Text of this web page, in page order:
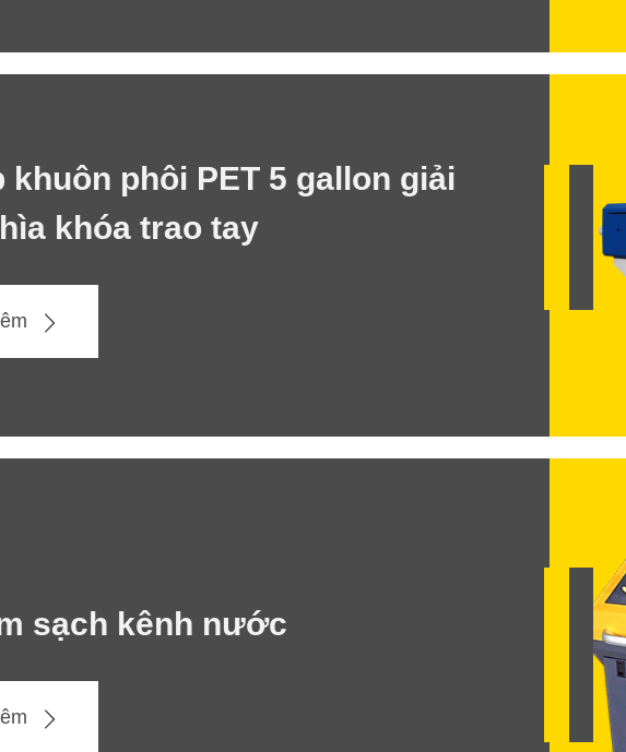
khuôn phôi PET 5 gallon giải
khóa trao tay
sạch kênh nước